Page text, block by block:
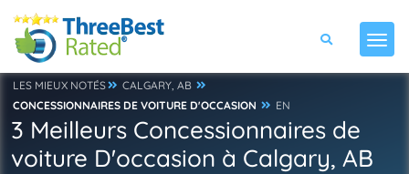
LES MIEUX NOTÉS
CALGARY, AB
CONCESSIONNAIRES DE VOITURE D'OCCASION
EN
3 Meilleurs Concessionnaires de
voiture D'occasion à Calgary, AB